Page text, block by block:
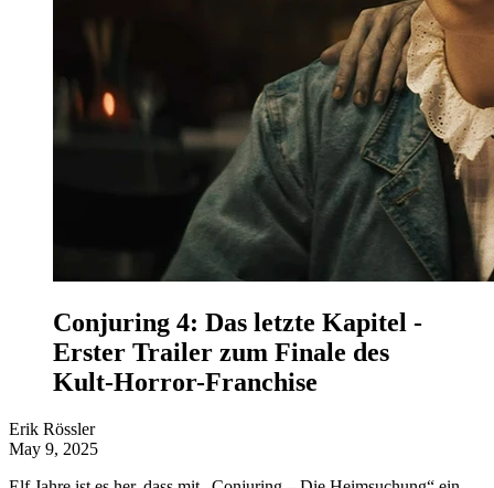
Conjuring 4: Das letzte Kapitel -
Erster Trailer zum Finale des
Kult-Horror-Franchise
Erik Rössler
May 9, 2025